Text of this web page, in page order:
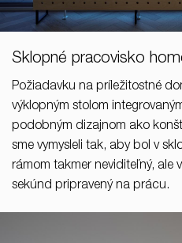
Sklopné pracovisko
Požiadavku na príležitostné
výklopným stolom
podobným dizajnom ako
sme vymysleli tak, aby bol v
rámom takmer neviditeľný, ale
sekúnd pripravený na prácu.